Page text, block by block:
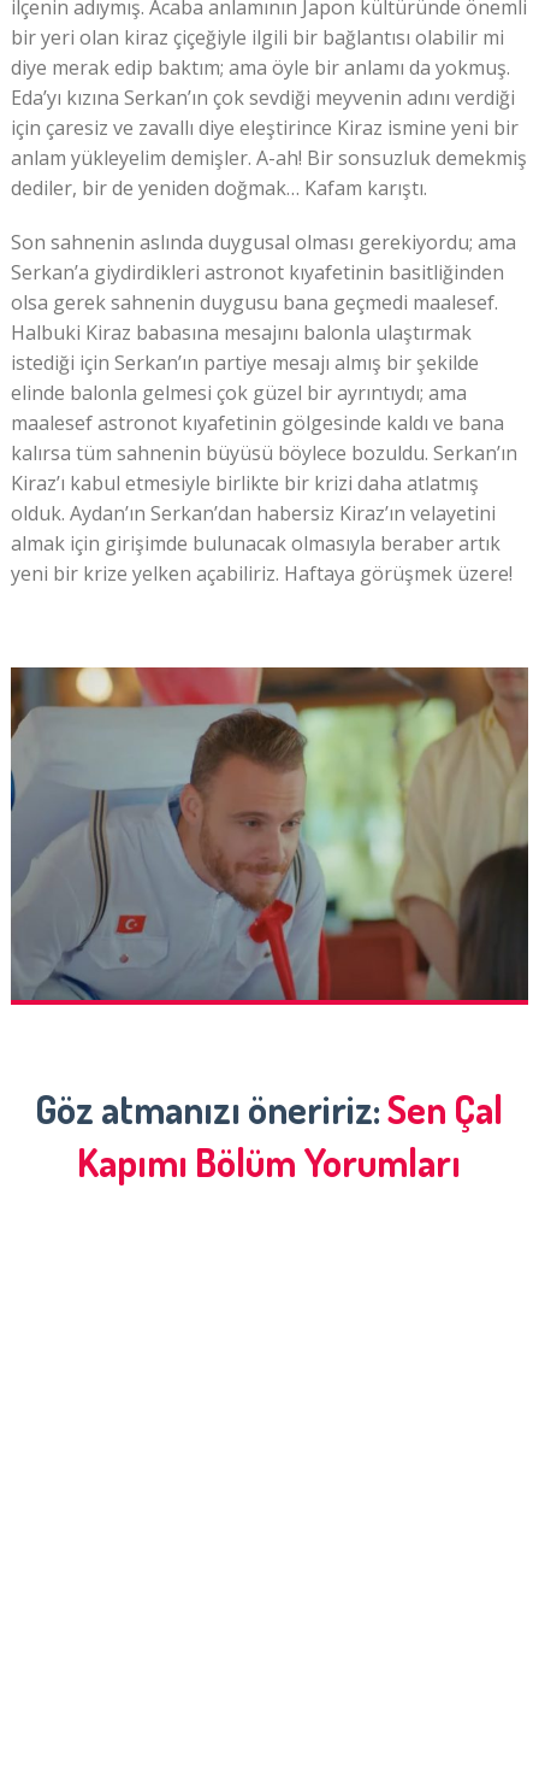
ilçenin adıymış. Acaba anlamının Japon kültüründe önemli
bir yeri olan kiraz çiçeğiyle ilgili bir bağlantısı olabilir mi
diye merak edip baktım; ama öyle bir anlamı da yokmuş.
Eda’yı kızına Serkan’ın çok sevdiği meyvenin adını verdiği
için çaresiz ve zavallı diye eleştirince Kiraz ismine yeni bir
anlam yükleyelim demişler. A-ah! Bir sonsuzluk demekmiş
dediler, bir de yeniden doğmak… Kafam karıştı.
Son sahnenin aslında duygusal olması gerekiyordu; ama
Serkan’a giydirdikleri astronot kıyafetinin basitliğinden
olsa gerek sahnenin duygusu bana geçmedi maalesef.
Halbuki Kiraz babasına mesajını balonla ulaştırmak
istediği için Serkan’ın partiye mesajı almış bir şekilde
elinde balonla gelmesi çok güzel bir ayrıntıydı; ama
maalesef astronot kıyafetinin gölgesinde kaldı ve bana
kalırsa tüm sahnenin büyüsü böylece bozuldu. Serkan’ın
Kiraz’ı kabul etmesiyle birlikte bir krizi daha atlatmış
olduk. Aydan’ın Serkan’dan habersiz Kiraz’ın velayetini
almak için girişimde bulunacak olmasıyla beraber artık
yeni bir krize yelken açabiliriz. Haftaya görüşmek üzere!
Göz atmanızı öneririz:Sen Çal
Kapımı Bölüm Yorumları